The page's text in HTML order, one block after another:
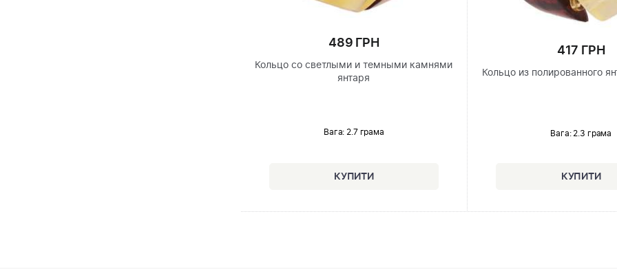
489 ГРН
Кольцо со светлыми и темными камнями
янтаря
Вага: 2.7 грама
417 ГРН
Кольцо из полированного
Вага: 2.3 грама